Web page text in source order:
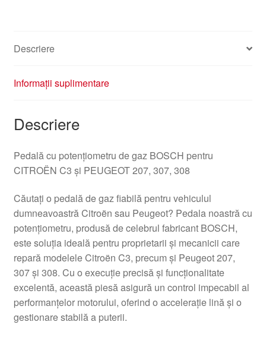
Descriere
Informații suplimentare
Descriere
Pedală cu potențiometru de gaz BOSCH pentru
CITROËN C3 și PEUGEOT 207, 307, 308
Căutați o pedală de gaz fiabilă pentru vehiculul
dumneavoastră Citroën sau Peugeot? Pedala noastră cu
potențiometru, produsă de celebrul fabricant BOSCH,
este soluția ideală pentru proprietarii și mecanicii care
repară modelele Citroën C3, precum și Peugeot 207,
307 și 308. Cu o execuție precisă și funcționalitate
excelentă, această piesă asigură un control impecabil al
performanțelor motorului, oferind o accelerație lină și o
gestionare stabilă a puterii.